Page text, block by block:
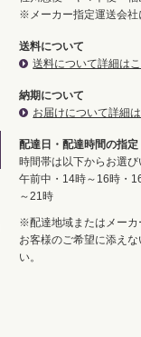
※メーカー指定運送会社
送料について
送料について詳細は
納期について
お届けについて詳細
配達日・配達時間の指定
時間帯は以下からお選び
午前中・14時～16時・
～21時
※配達地域またはメーカ
お客様のご希望に添え
い。